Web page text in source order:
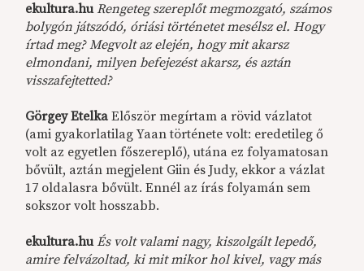
ekultura.hu Rengeteg szereplőt megmozgató, számos
bolygón játszódó, óriási történetet mesélsz el. Hogy
írtad meg? Megvolt az elején, hogy mit akarsz
elmondani, milyen befejezést akarsz, és aztán
visszafejtetted?
Görgey Etelka Először megírtam a rövid vázlatot
(ami gyakorlatilag Yaan története volt: eredetileg ő
volt az egyetlen főszereplő), utána ez folyamatosan
bővült, aztán megjelent Giin és Judy, ekkor a vázlat
17 oldalasra bővült. Ennél az írás folyamán sem
sokszor volt hosszabb.
ekultura.hu És volt valami nagy, kiszolgált lepedő,
amire felvázoltad, ki mit mikor hol kivel, vagy más